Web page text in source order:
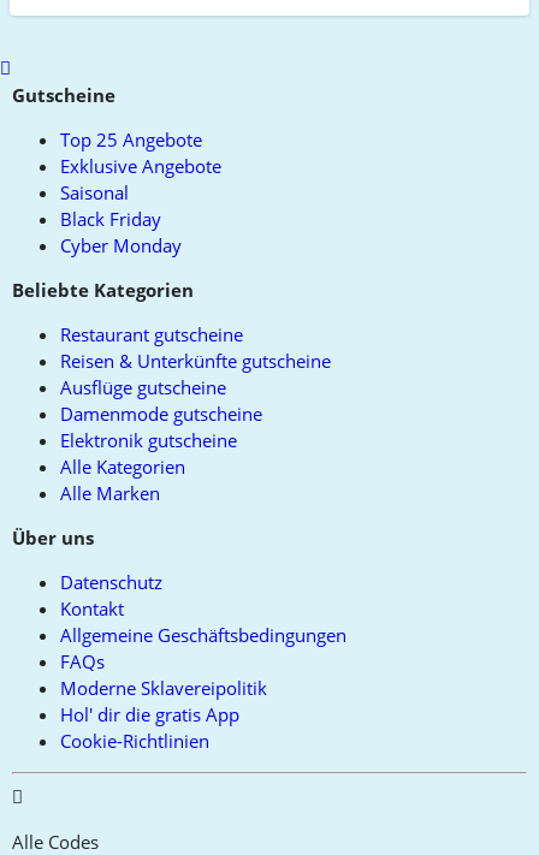
Scroll
toGutscheine
Top 25 Angebote
Exklusive Angebote
Saisonal
Black Friday
Cyber Monday
Beliebte Kategorien
Restaurant gutscheine
Reisen & Unterkünfte gutscheine
Ausflüge gutscheine
Damenmode gutscheine
Elektronik gutscheine
Alle Kategorien
Alle Marken
Über uns
Datenschutz
Kontakt
Allgemeine Geschäftsbedingungen
FAQs
Moderne Sklavereipolitik
Hol' dir die gratis App
Cookie-Richtlinien
Alle Codes